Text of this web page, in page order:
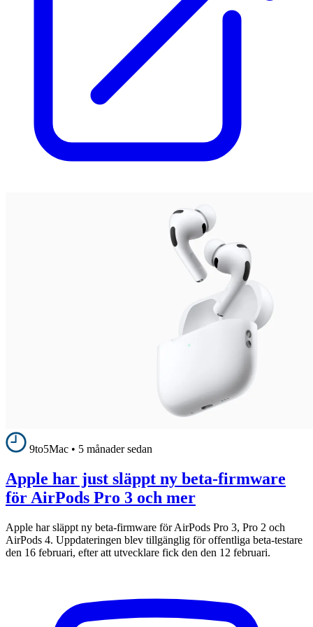
9to5Mac • 5 månader sedan
Apple har just släppt ny beta-firmware
för AirPods Pro 3 och mer
Apple har släppt ny beta-firmware för AirPods Pro 3, Pro 2 och
AirPods 4. Uppdateringen blev tillgänglig för offentliga beta-testare
den 16 februari, efter att utvecklare fick den den 12 februari.